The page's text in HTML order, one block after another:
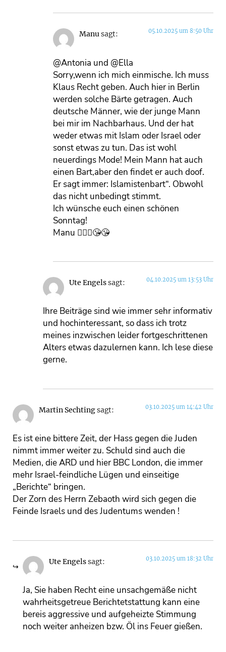
Manusagt: 05.10.2025 um 8:50 Uhr
@Antonia und @Ella
Sorry,wenn ich mich einmische. Ich muss
Klaus Recht geben. Auch hier in Berlin
werden solche Bärte getragen. Auch
deutsche Männer, wie der junge Mann
bei mir im Nachbarhaus. Und der hat
weder etwas mit Islam oder Israel oder
sonst etwas zu tun. Das ist wohl
neuerdings Mode! Mein Mann hat auch
einen Bart,aber den findet er auch doof.
Er sagt immer: Islamistenbart“. Obwohl
das nicht unbedingt stimmt.
Ich wünsche euch einen schönen
Sonntag!
Manu 🙋🏻‍♀️😘😘
Ute Engelssagt: 04.10.2025 um 13:53 Uhr
Ihre Beiträge sind wie immer sehr informativ
und hochinteressant, so dass ich trotz
meines inzwischen leider fortgeschrittenen
Alters etwas dazulernen kann. Ich lese diese
gerne.
Martin Sechtingsagt: 03.10.2025 um 14:42 Uhr
Es ist eine bittere Zeit, der Hass gegen die Juden
nimmt immer weiter zu. Schuld sind auch die
Medien, die ARD und hier BBC London, die immer
mehr Israel-feindliche Lügen und einseitige
„Berichte“ bringen.
Der Zorn des Herrn Zebaoth wird sich gegen die
Feinde Israels und des Judentums wenden !
Ute Engelssagt: 03.10.2025 um 18:32 Uhr
Ja, Sie haben Recht eine unsachgemäße nicht
wahrheitsgetreue Berichtetstattung kann eine
bereis aggressive und aufgeheizte Stimmung
noch weiter anheizen bzw. Öl ins Feuer gießen.